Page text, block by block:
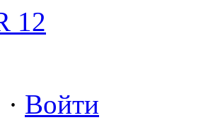
12
· Войти